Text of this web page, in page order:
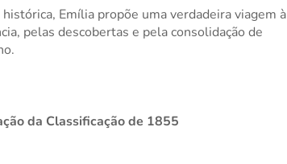
Emília propõe uma verdadeira viagem à
pelas descobertas e pela consolidação de
da Classificação de 1855